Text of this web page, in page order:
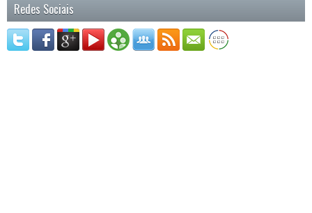
Redes Sociais